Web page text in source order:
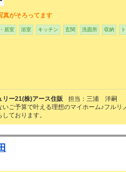
真がそろってます
居室 浴室 キッチン 玄関 洗面所 収納
リー21(株)アース住販
担当：三浦 洋嗣
いご予算で叶える理想のマイホーム♪フル
ております。